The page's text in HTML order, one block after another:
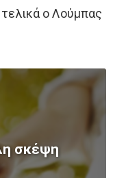
ο Λούμπας
σκέψη